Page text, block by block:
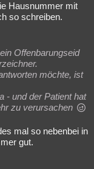
Hausnummer mit
so schreiben.
Offenbarungseid
möchte, ist
- und der Patient hat
zu verursachen
mal so nebenbei in
gut.